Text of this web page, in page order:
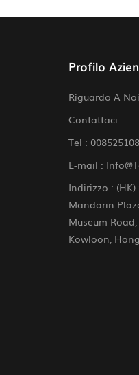
Profilo
Riguardo A Noi
Contattaci
Tel :
E-mail :
Indirizzo :
Mandarin
Museum Road,
Kowloon,